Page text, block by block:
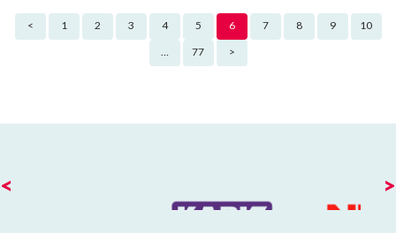
Berichten paginering
< 1 2 3 4 5 6 7 8 9
10
…
77 >
< >